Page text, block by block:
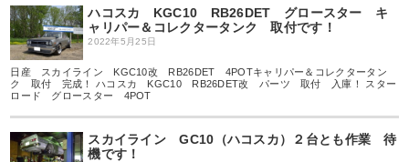
ハコスカ KGC10 RB26DET グロースター キ
ャリパー＆コレクタータンク 取付です！
2022年5月25日
日産 スカイライン KGC10改 RB26DET 4POTキャリパー＆コレクタータン
ク 取付 完成！ ハコスカ KGC10 RB26DET改 パーツ 取付 入庫！ スター
ロード グロースター 4POT
スカイライン GC10（ハコスカ）２台とも作業 待
機です！